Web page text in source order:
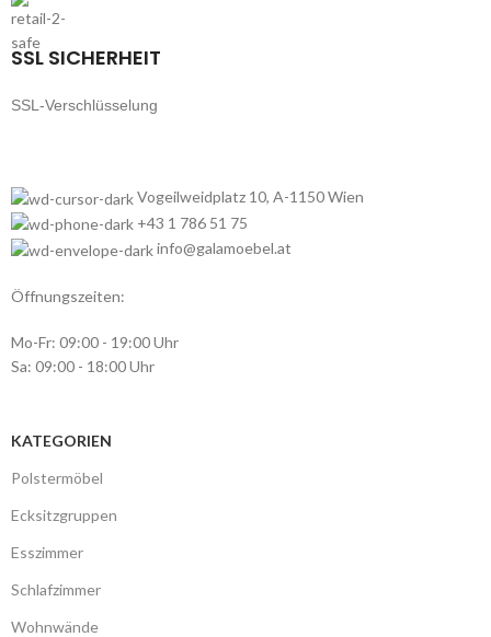
SSL SICHERHEIT
SSL-Verschlüsselung
Vogeilweidplatz 10, A-1150 Wien
+43 1 786 51 75
info@galamoebel.at
Öffnungszeiten:
Mo-Fr: 09:00 - 19:00 Uhr
Sa: 09:00 - 18:00 Uhr
KATEGORIEN
Polstermöbel
Ecksitzgruppen
Esszimmer
Schlafzimmer
Wohnwände